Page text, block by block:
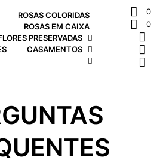
ROSAS COLORIDAS
ROSAS EM CAIXA
PRESERVADAS
CASAMENTOS
0
0